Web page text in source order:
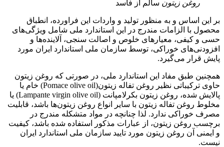
روغن زیتون سالم از فاسد
بر این اساس و به منظور تولید و واردات این فراورده، انطباق
محصول با الزامات مندرج در این استاندارد ملی شامل ویژگی‌های
حسی و کیفی، معیارهای خلوص و اصالت سنجی، آلاینده‌ها و
افزودنی‌های خوراکی، توسط سازمان ملی استاندارد ایران مورد
پایش قرار می‌گیرد.
همچنین طبق مفاد این استاندارد ملی، در صورتی که روغن زیتون
حاوی ترکیباتی نظیر روغن تفاله زیتون‌(Pomace olive oil) خام یا
پالایش شده، روغن زیتون بکرلامپانت (Lampante virgin olive oil) یا
مخلوط روغن تفاله زیتون با سایر انواع روغن‌ زیتون‌ها باشد، قابلیت
مصرف خوراکی ندارد. لذا چنانچه در مواد متشکله مندرج در
برچسب روغن زیتون، از عبارات مذکور استفاده شده باشد، کیفیت
و ایمنی آن روغن زیتون مورد تایید سازمان ملی استاندارد ایران
نیست.